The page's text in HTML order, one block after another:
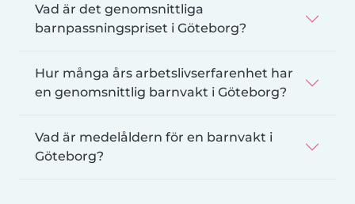
Vad är det genomsnittliga
barnpassningspriset i Göteborg?
Hur många års arbetslivserfarenhet har
en genomsnittlig barnvakt i Göteborg?
Vad är medelåldern för en barnvakt i
Göteborg?